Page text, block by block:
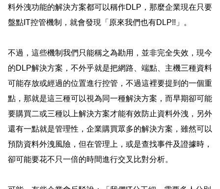
料外洩功能的解決方案都可以稱作DLP ，那麼企業現在只要
盤點IT控管機制，就會發現「原來我們也有DLP!! 」。
不過，這些機制我們只能稱之為勘用，並非完全失效，現今
的DLP解決方案，不外乎就是把網路、端點、主機三種資料
可能存放或經過的位置進行控管，不過這裡要提到的一個重
點，那就是這三種可以視為同一種解決方案，而早期卻可能
要購買二或三種以上解決方案才能有效防止資料外洩，另外
還有一點就是管理性，企業購買眾多的解決方案，雖然可以
預防資料外洩風險，但在管理上，或是查找事件及證據時，
卻可能要花不只一倍的時間進行交叉比對分析。